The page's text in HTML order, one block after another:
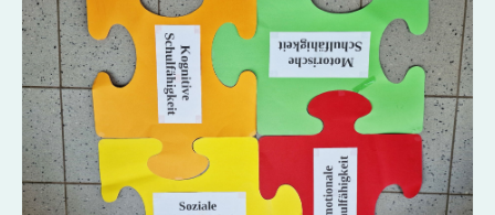
Naturkinderhaus
Esche